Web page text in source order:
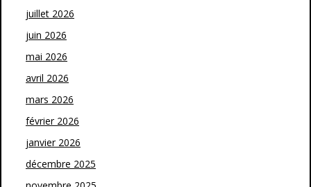
juillet 2026
juin 2026
mai 2026
avril 2026
mars 2026
février 2026
janvier 2026
décembre 2025